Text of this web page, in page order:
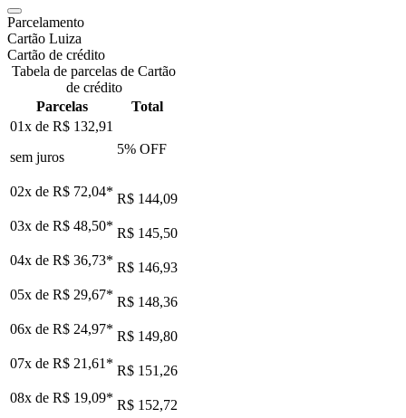
Parcelamento
Cartão Luiza
Cartão de crédito
Tabela de parcelas de Cartão
de crédito
Parcelas
Total
01x de R$ 132,91
sem juros
5% OFF
02x de R$ 72,04* R$ 144,09
03x de R$ 48,50* R$ 145,50
04x de R$ 36,73* R$ 146,93
05x de R$ 29,67* R$ 148,36
06x de R$ 24,97* R$ 149,80
07x de R$ 21,61 * R$ 151,26
08x de R$ 19,09* R$ 152,72